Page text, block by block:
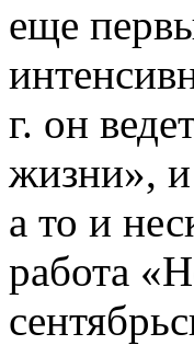
еще
г. он
жизни», и
а то и
работа